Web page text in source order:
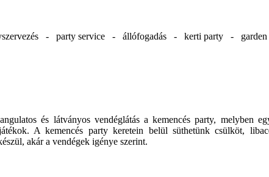
- party service - állófogadás - kerti party -
és látványos vendéglátás a kemencés party, melyben
A kemencés party keretein belül süthetünk csülköt,
akár a vendégek igénye szerint.